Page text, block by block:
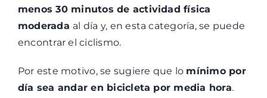
menos 30 minutos de actividad física
moderada al día y, en esta categoría, se puede
encontrar el ciclismo.
Por este motivo, se sugiere que lo mínimo por
día sea andar en bicicleta por media hora.